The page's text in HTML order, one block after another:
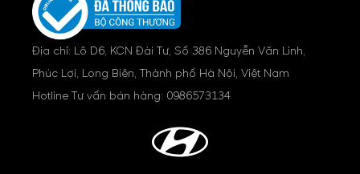
Địa chỉ: Lô D6, KCN Đài Tư, Số 386 Nguyễn Văn Linh,
Phúc Lợi, Long Biên, Thành phố Hà Nội, Việt Nam
Hotline Tư vấn bán hàng: 0986573134